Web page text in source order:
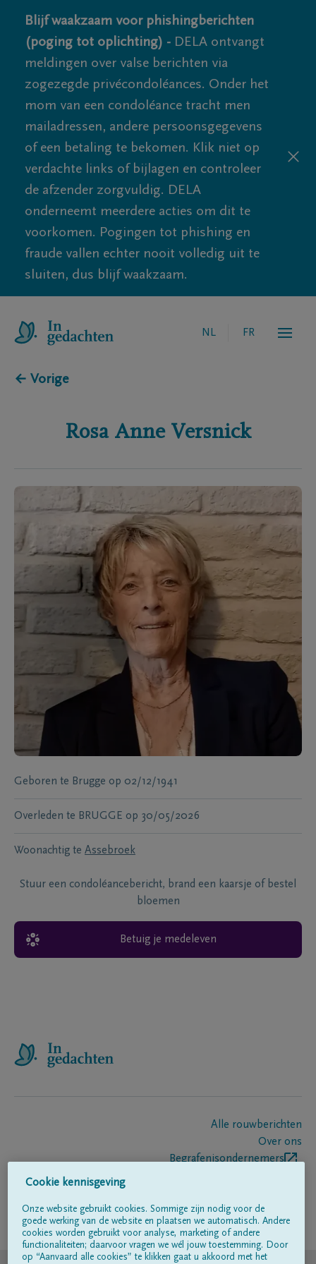
Blijf waakzaam voor phishingberichten
(poging tot oplichting) - DELA ontvangt
meldingen over valse berichten via
zogezegde privécondoléances. Onder het
mom van een condoléance tracht men
mailadressen, andere persoonsgegevens
of een betaling te bekomen. Klik niet op
verdachte links of bijlagen en controleer
de afzender zorgvuldig. DELA
onderneemt meerdere acties om dit te
voorkomen. Pogingen tot phishing en
fraude vallen echter nooit volledig uit te
sluiten, dus blijf waakzaam.
NL FR
← Vorige
Rosa Anne Versnick
Geboren te Brugge op 02/12/1941
Overleden te BRUGGE op 30/05/2026
Woonachtig te Assebroek
Stuur een condoléancebericht, brand een kaarsje of bestel
bloemen
Betuig je medeleven
Alle rouwberichten
Over ons
Begrafenisondernemers
Volg ons op
Cookie kennisgeving
Onze website gebruikt cookies. Sommige zijn nodig voor de
goede werking van de website en plaatsen we automatisch. Andere
cookies worden gebruikt voor analyse, marketing of andere
functionaliteiten; daarvoor vragen we wél jouw toestemming. Door
op “Aanvaard alle cookies” te klikken gaat u akkoord met het